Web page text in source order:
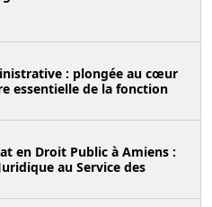
: plongée au cœur
essentielle de la fonction
en Droit Public à Amiens :
au Service des